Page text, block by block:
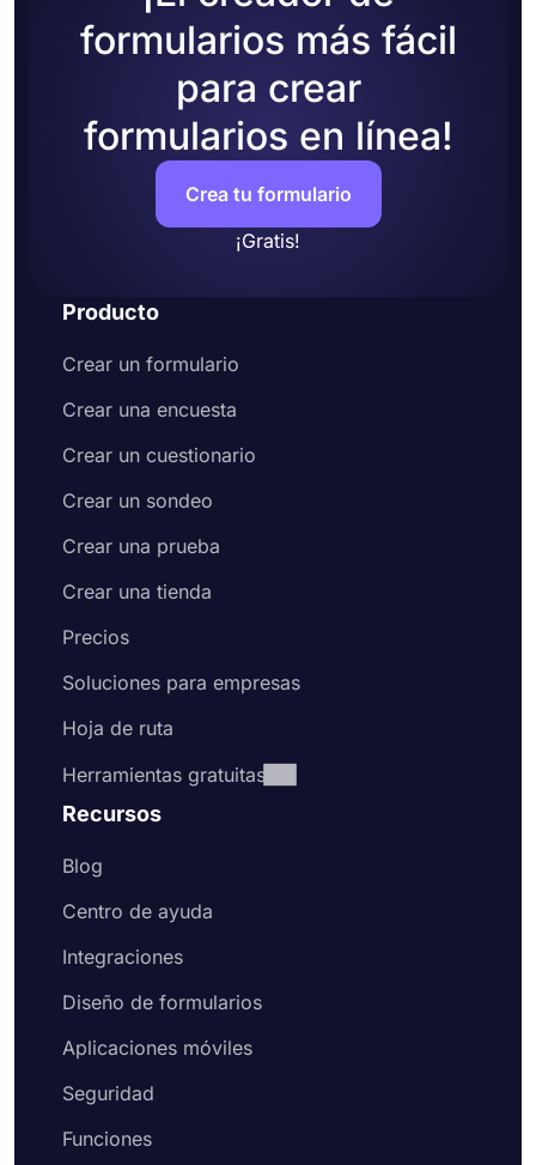
formularios más fácil
para crear
formularios en línea!
Crea tu formulario
¡Gratis!
Producto
Crear un formulario
Crear una encuesta
Crear un cuestionario
Crear un sondeo
Crear una prueba
Crear una tienda
Precios
Soluciones para empresas
Hoja de ruta
Herramientas gratuitas
Recursos
Blog
Centro de ayuda
Integraciones
Diseño de formularios
Aplicaciones móviles
Seguridad
Funciones